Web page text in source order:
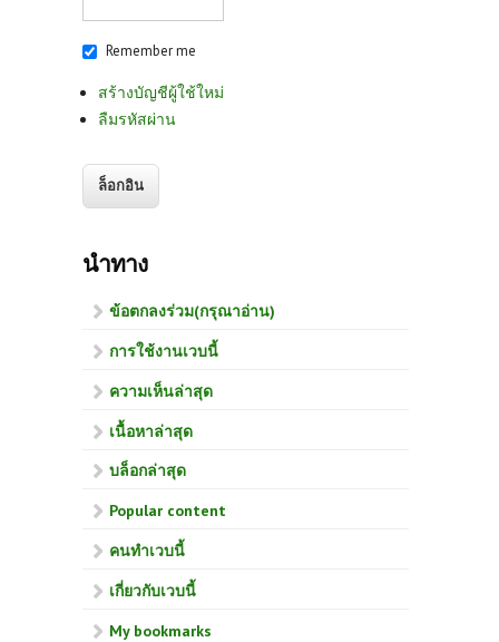
Remember me
สร้างบัญชีผู้ใช้ใหม่
ลืมรหัสผ่าน
นำทาง
ข้อตกลงร่วม(กรุณาอ่าน)
การใช้งานเวบนี้
ความเห็นล่าสุด
เนื้อหาล่าสุด
บล็อกล่าสุด
Popular content
คนทำเวบนี้
เกี่ยวกับเวบนี้
My bookmarks